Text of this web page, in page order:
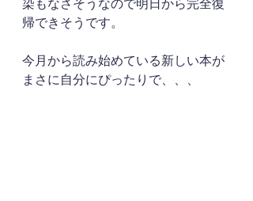
染もなさそうなので明日から完全復
帰できそうです。
今月から読み始めている新しい本が
まさに自分にぴったりで、、、